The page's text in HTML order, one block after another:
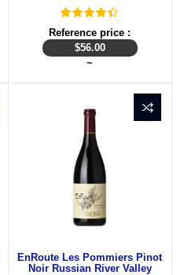
Reference price :
$56.00
~
EnRoute Les Pommiers Pinot
Noir Russian River Valley